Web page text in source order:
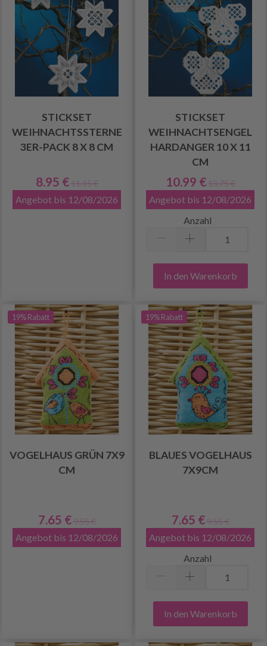
STICKSET
WEIHNACHTSSTERNE
3ER-PACK 8 X 8 CM
8.95 € 11.15 €
Angebot bis 12/08/2026
STICKSET
WEIHNACHTSENGEL
HARDANGER 10 X 11
CM
10.99 € 13.75 €
Angebot bis 12/08/2026
Anzahl
In den Warenkorb
19% Rabatt
VOGELHAUS GRÜN 7X9
CM
7.65 € 9.55 €
Angebot bis 12/08/2026
19% Rabatt
BLAUES VOGELHAUS
7X9CM
7.65 € 9.55 €
Angebot bis 12/08/2026
Anzahl
In den Warenkorb